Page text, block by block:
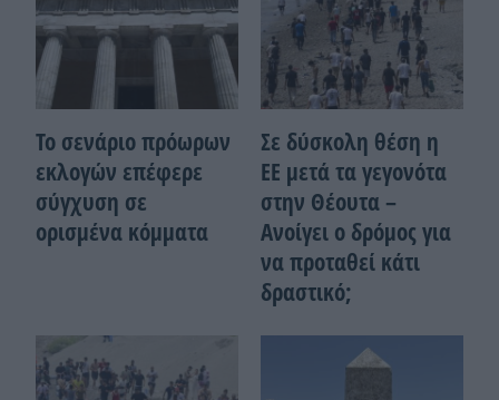
Το σενάριο πρόωρων
εκλογών επέφερε
σύγχυση σε
ορισμένα κόμματα
Σε δύσκολη θέση η
ΕΕ μετά τα γεγονότα
στην Θέουτα –
Ανοίγει ο δρόμος για
να προταθεί κάτι
δραστικό;